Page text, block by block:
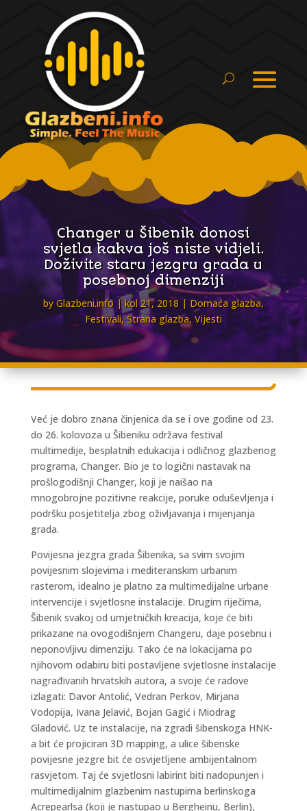
Changer u Šibenik donosi
svjetla kakva još niste vidjeli.
Doživite staru jezgru grada u
posebnoj dimenziji
byGlazbeni.info kol 21, 2018 Domaća glazba,
Festivali,Strana glazba, Vijesti
Već je dobro znana činjenica da se i ove godine od 23.
do 26. kolovoza u Šibeniku održava festival
multimedije, besplatnih edukacija i odličnog glazbenog
programa, Changer. Bio je to logični nastavak na
prošlogodišnji Changer, koji je naišao na
mnogobrojne pozitivne reakcije, poruke oduševljenja i
podršku posjetitelja zbog oživljavanja i mijenjanja
grada.
Povijesna jezgra grada Šibenika, sa svim svojim
povijesnim slojevima i mediteranskim urbanim
rasterom, idealno je platno za multimedijalne urbane
intervencije i svjetlosne instalacije. Drugim riječima,
Šibenik svakoj od umjetničkih kreacija, koje će biti
prikazane na ovogodišnjem Changeru, daje posebnu i
neponovljivu dimenziju. Tako će na lokacijama po
njihovom odabiru biti postavljene svjetlosne instalacije
nagrađivanih hrvatskih autora, a svoje će radove
izlagati: Davor Antolić, Vedran Perkov, Mirjana
Vodopija, Ivana Jelavić, Bojan Gagić i Miodrag
Gladović. Uz te instalacije, na zgradi šibenskoga HNK-
a bit će projiciran 3D mapping, a ulice šibenske
povijesne jezgre bit će osvijetljene ambijentalnom
rasvjetom. Taj će svjetlosni labirint biti nadopunjen i
multimedijalnim glazbenim nastupima berlinskoga
Acrepearlsa (koji je nastupao u Bergheinu, Berlin),